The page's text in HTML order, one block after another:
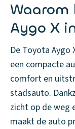
Waarom
Aygo X
De Toyota
een compacte
comfort en
stadsauto.
zicht op de weg
maakt de auto